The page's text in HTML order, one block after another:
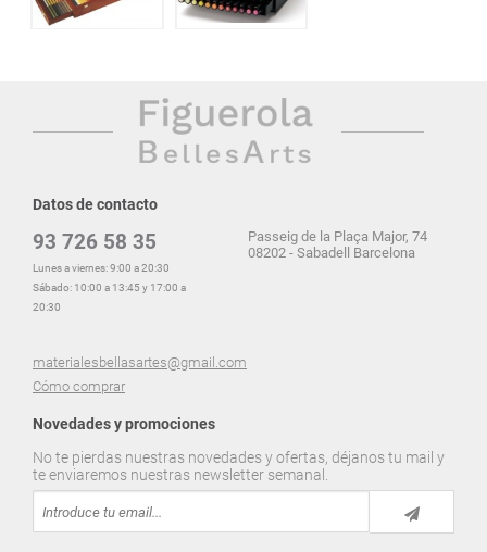
Datos de contacto
93 726 58 35
Lunes a viernes: 9:00 a 20:30
Sábado: 10:00 a 13:45 y 17:00 a
20:30
materialesbellasartes@gmail.com
Cómo comprar
Passeig de la Plaça Major, 74
08202 - Sabadell Barcelona
Novedades y promociones
No te pierdas nuestras novedades y ofertas, déjanos tu mail y
te enviaremos nuestras newsletter semanal.